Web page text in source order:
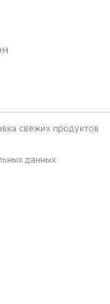
свежих продуктов
данных